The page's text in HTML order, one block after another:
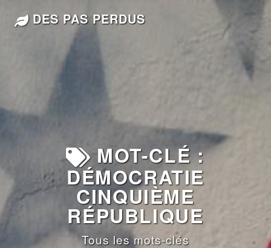
DES PAS PERDUS
MOT-CLÉ :
DÉMOCRATIE
CINQUIÈME
RÉPUBLIQUE
Tous les mots-clés